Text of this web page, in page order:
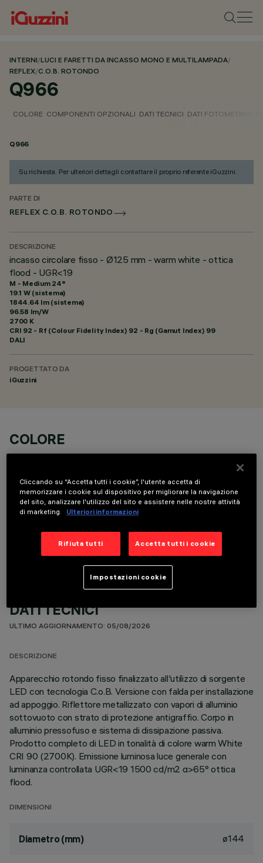
INTERNI/LUCI E FARETTI DA INCASSO MONO E MULTILAMPADA/
REFLEX/C.O.B. ROTONDO
Q966
COLORE COMPONENTI OPZIONALI DATI TECNICI DATI FOTOMETRICI
Q966
Su richiesta. Per ulteriori dettagli contattare il proprio referente iGuzzini.
PARTE DI
REFLEX C.O.B. ROTONDO
DESCRIZIONE
incasso circolare fisso - Ø125 mm - warm white - ottica
flood - UGR<19
M - Medium 24°
19.1 W (sistema)
1844.64 lm (sistema)
96.58 lm/W
2700 K
CRI 92 - Rf (Colour Fidelity Index) 92 - Rg (Gamut Index) 99
DALI
PROGETTATO DA
iGuzzini
COLORE
DATI TECNICI
ULTIMO AGGIORNAMENTO: 05/08/2026
DESCRIZIONE
Apparecchio rotondo fisso finalizzato all'utilizzo di sorgente
LED con tecnologia C.o.B. Versione con falda per installazione
ad appoggio. Riflettore metallizzato con vapori di alluminio
sottovuoto con strato di protezione antigraffio. Corpo in
alluminio pressofuso e sistema di dissipazione passiva.
Prodotto completo di LED in tonalità di colore warm White
CRI 90 (2700K). Emissione luminosa luce generale con
luminanza controllata UGR<19 1500 cd/m2 α>65° ottica
flood.
DIMENSIONI
Diametro (mm) ø144
Cliccando su “Accetta tutti i cookie”, l'utente accetta di
memorizzare i cookie sul dispositivo per migliorare la navigazione
del sito, analizzare l'utilizzo del sito e assistere nelle nostre attività
di marketing.
Ulteriori informazioni
Rifiuta tutti Accetta tutti i cookie
Impostazioni cookie